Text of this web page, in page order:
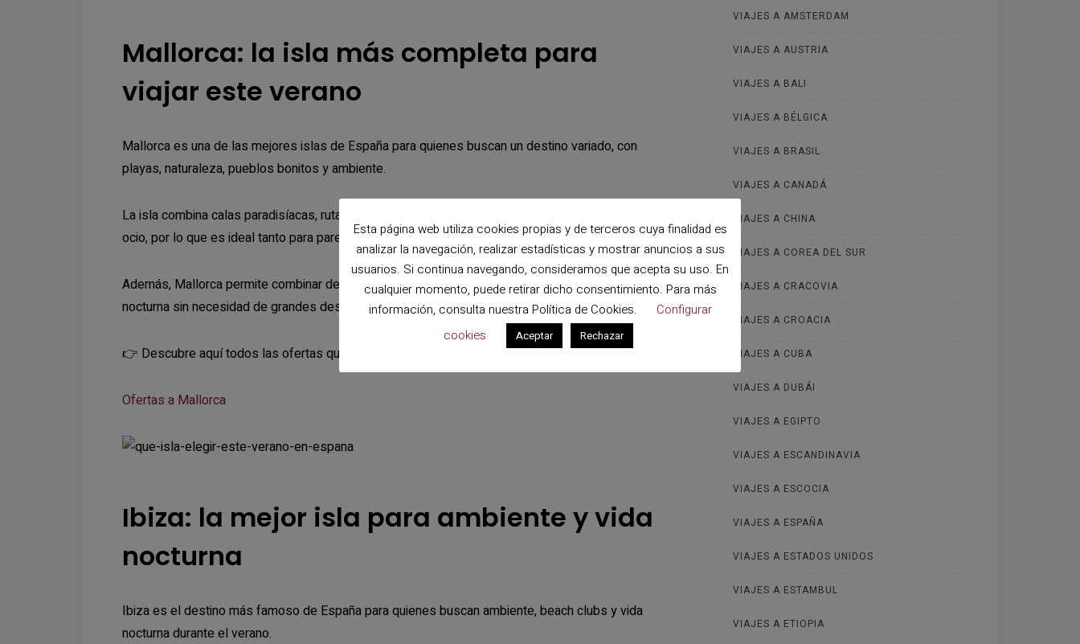
Mallorca: la isla más completa para
viajar este verano
Mallorca es una de las mejores islas de España para quienes buscan un destino variado, con
playas, naturaleza, pueblos bonitos y ambiente.
La isla combina calas paradisíacas, rutas de montaña, zonas tranquilas y ciudades con mucho
ocio, por lo que es ideal tanto para parejas como para grupos de amigos o familias.
Además, Mallorca permite combinar descanso con actividades culturales, excursiones y vida
nocturna sin necesidad de grandes desplazamientos.
👉 Descubre aquí todos las ofertas que tenemos a Mallorca:
Ofertas a Mallorca
Ibiza: la mejor isla para ambiente y vida
nocturna
Ibiza es el destino más famoso de España para quienes buscan ambiente, beach clubs y vida
nocturna durante el verano.
VIAJES A AMSTERDAM
VIAJES A AUSTRIA
VIAJES A BALI
VIAJES A BÉLGICA
VIAJES A BRASIL
VIAJES A CANADÁ
VIAJES A CHINA
VIAJES A COREA DEL SUR
VIAJES A CRACOVIA
VIAJES A CROACIA
VIAJES A CUBA
VIAJES A DUBÁI
VIAJES A EGIPTO
VIAJES A ESCANDINAVIA
VIAJES A ESCOCIA
VIAJES A ESPAÑA
VIAJES A ESTADOS UNIDOS
VIAJES A ESTAMBUL
VIAJES A ETIOPIA
Esta página web utiliza cookies propias y de terceros cuya finalidad es
analizar la navegación, realizar estadísticas y mostrar anuncios a sus
usuarios. Si continua navegando, consideramos que acepta su uso. En
cualquier momento, puede retirar dicho consentimiento. Para más
información, consulta nuestra Política de Cookies.
Configurar
cookies
Aceptar Rechazar